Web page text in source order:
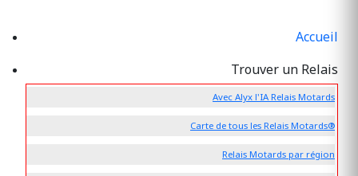
Accueil
Trouver un Relais
Avec Alyx l'IA Relais Motards
Carte de tous les Relais Motards®
Relais Motards par région